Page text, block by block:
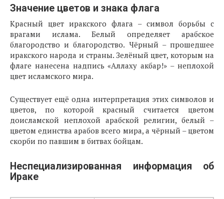
Значение цветов и знака флага
Красный цвет иракского флага – символ борьбы с
врагами ислама. Белый определяет арабское
благородство и благородство. Чёрный – прошедшее
иракского народа и страны. Зелёный цвет, которым на
флаге нанесена надпись «Аллаху акбар!» – неплохой
цвет исламского мира.
Существует ещё одна интерпретация этих символов и
цветов, по которой красный считается цветом
доисламской неплохой арабской религии, белый –
цветом единства арабов всего мира, а чёрный – цветом
скорби по павшим в битвах бойцам.
Неспециализированная информация об
Ираке